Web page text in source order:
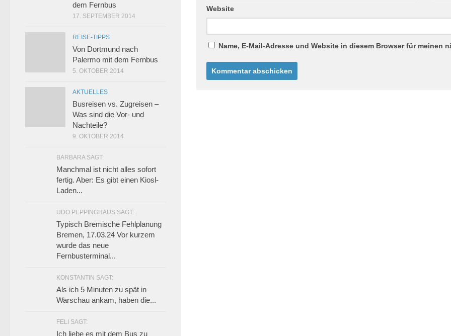
Website
Name, E-Mail-Adresse und Website in diesem Browser für meinen
dem Fernbus
17. SEPTEMBER 2014
REISE-TIPPS
Von Dortmund nach
Palermo mit dem Fernbus
5. OKTOBER 2014
AKTUELLES
Busreisen vs. Zugreisen –
Was sind die Vor- und
Nachteile?
9. OKTOBER 2014
BARBARA SAGT:
Manchmal ist nicht alles sofort
fertig. Aber: Es gibt einen Kiosl-
Laden...
UDO PEPPINGHAUS SAGT:
Typisch Bremische Fehlplanung
Bremen, 17.03.24 Vor kurzem
wurde das neue
Fernbusterminal...
KONSTANTIN SAGT:
Als ich 5 Minuten zu spät in
Warschau ankam, haben die...
FELI SAGT:
Ich liebe es mit dem Bus zu